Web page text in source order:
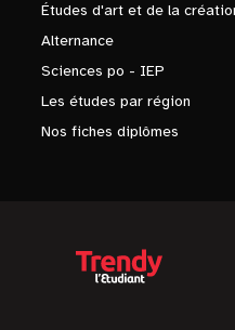
Études d'art et de la
Alternance
Sciences po - IEP
Les études par région
Nos fiches diplômes